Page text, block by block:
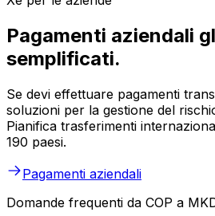
Pagamenti aziendali
semplificati.
Se devi effettuare pagamenti
soluzioni per la gestione del
Pianifica trasferimenti
190 paesi.
Pagamenti aziendali
Domande frequenti da COP a